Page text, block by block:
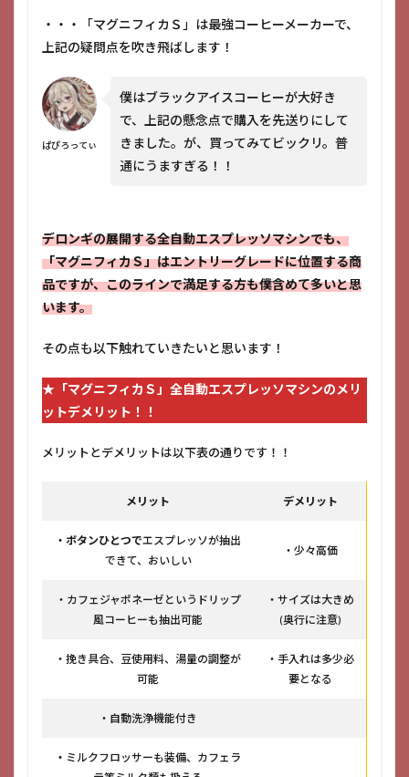
・・・「マグニフィカＳ」は最強コーヒーメーカーで、
上記の疑問点を吹き飛ばします！
ぱぴろってぃ
僕はブラックアイスコーヒーが大好き
で、上記の懸念点で購入を先送りにして
きました。が、買ってみてビックリ。普
通にうますぎる！！
デロンギの展開する全自動エスプレッソマシンでも、
「マグニフィカＳ」はエントリーグレードに位置する商
品ですが、このラインで満足する方も僕含めて多いと思
います。
その点も以下触れていきたいと思います！
★「マグニフィカＳ」全自動エスプレッソマシンのメリ
ットデメリット！！
メリットとデメリットは以下表の通りです！！
メリット デメリット
・ボタンひとつでエスプレッソが抽出
できて、おいしい
・少々高価
・カフェジャポネーゼというドリップ
風コーヒーも抽出可能
・サイズは大きめ
(奥行に注意)
・挽き具合、豆使用料、湯量の調整が
可能
・手入れは多少必
要となる
・自動洗浄機能付き
・ ミルクフロッサーも装備、カフェラ